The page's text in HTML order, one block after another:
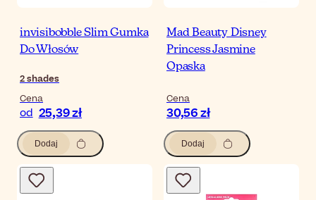
invisibobble Slim Gumka
Do Włosów
2shades
Cena
od 25,39 zł
Dodaj
Mad Beauty Disney
Princess Jasmine
Opaska
Cena
30,56 zł
Dodaj